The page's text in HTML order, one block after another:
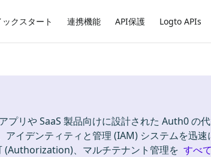
ックスタート 連携機能 API保護 Logto APIs
プリや SaaS 製品向けに設計された Auth0 の代
アイデンティティと管理 (IAM) システムを迅
、マルチテナント管理を すべ